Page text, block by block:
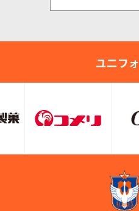
ユニフ